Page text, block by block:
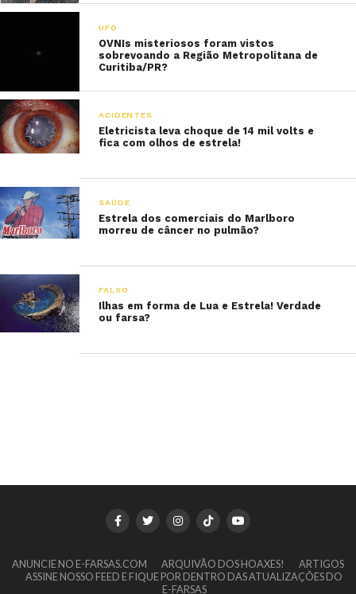
UFO
OVNIs misteriosos foram vistos
sobrevoando a Região Metropolitana de
Curitiba/PR?
ACIDENTES
Eletricista leva choque de 14 mil volts e
fica com olhos de estrela!
SAÚDE
Estrela dos comerciais do Marlboro
morreu de câncer no pulmão?
FALSO
Ilhas em forma de Lua e Estrela! Verdade
ou farsa?
ANUNCIE NO E-FARSAS.COM ARQUIVÃO DOS HOAXES!
ARTIGOS
ASSINE NOSSO FEED E FIQUE POR DENTRO DAS ATUALIZAÇÕES DO
E-FARSAS